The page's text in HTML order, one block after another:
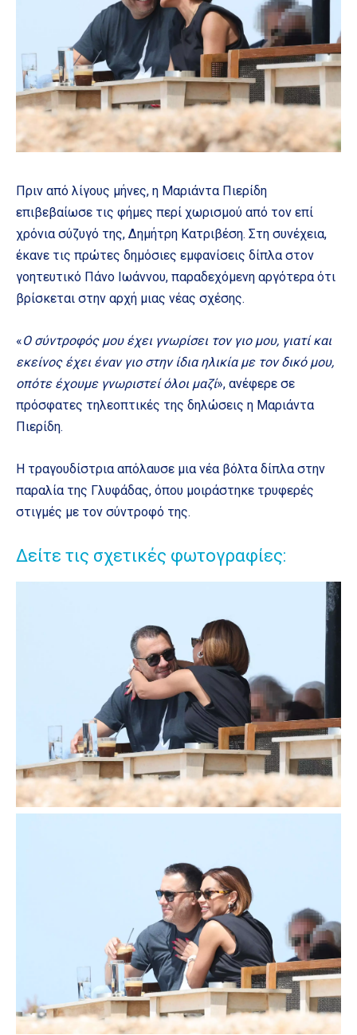
Πριν από λίγους μήνες, η Μαριάντα Πιερίδη
επιβεβαίωσε τις φήμες περί χωρισμού από τον επί
χρόνια σύζυγό της, Δημήτρη Κατριβέση. Στη συνέχεια,
έκανε τις πρώτες δημόσιες εμφανίσεις δίπλα στον
γοητευτικό Πάνο Ιωάννου, παραδεχόμενη αργότερα ότι
βρίσκεται στην αρχή μιας νέας σχέσης.
«Ο σύντροφός μου έχει γνωρίσει τον γιο μου, γιατί και
εκείνος έχει έναν γιο στην ίδια ηλικία με τον δικό μου,
οπότε έχουμε γνωριστεί όλοι μαζί», ανέφερε σε
πρόσφατες τηλεοπτικές της δηλώσεις η Μαριάντα
Πιερίδη.
Η τραγουδίστρια απόλαυσε μια νέα βόλτα δίπλα στην
παραλία της Γλυφάδας, όπου μοιράστηκε τρυφερές
στιγμές με τον σύντροφό της.
Δείτε τις σχετικές φωτογραφίες: